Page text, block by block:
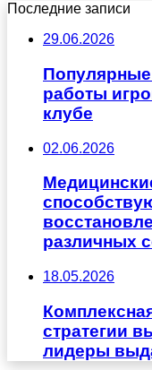
Последние записи
29.06.2026
работы
клубе
02.06.2026
различных
18.05.2026
стратегии
лидеры